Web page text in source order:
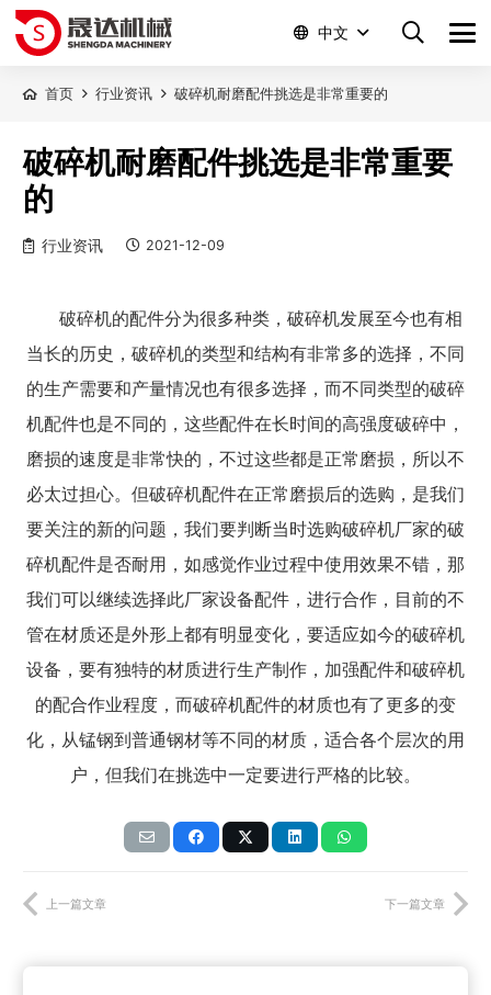
中文
首页 行业资讯 破碎机耐磨配件挑选是非常重要的
破碎机耐磨配件挑选是非常重要
的
行业资讯 2021-12-09
破碎机的配件分为很多种类，破碎机发展至今也有相
当长的历史，破碎机的类型和结构有非常多的选择，不同
的生产需要和产量情况也有很多选择，而不同类型的破碎
机配件也是不同的，这些配件在长时间的高强度破碎中，
磨损的速度是非常快的，不过这些都是正常磨损，所以不
必太过担心。但破碎机配件在正常磨损后的选购，是我们
要关注的新的问题，我们要判断当时选购破碎机厂家的破
碎机配件是否耐用，如感觉作业过程中使用效果不错，那
我们可以继续选择此厂家设备配件，进行合作，目前的不
管在材质还是外形上都有明显变化，要适应如今的破碎机
设备，要有独特的材质进行生产制作，加强配件和破碎机
的配合作业程度，而破碎机配件的材质也有了更多的变
化，从锰钢到普通钢材等不同的材质，适合各个层次的用
户，但我们在挑选中一定要进行严格的比较。
上一篇文章 下一篇文章